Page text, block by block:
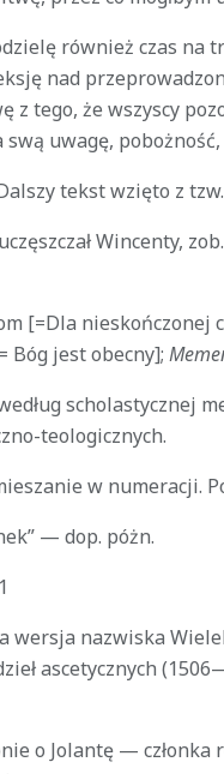
również czas na
nad
z tego, że wszyscy
uwagę,
tekst wzięto z
Wincenty,
[=Dla nieskończonej
Bóg jest obecny];
scholastycznej
teologicznych.
w numeracji.
— dop. póżn.
nazwiska
ascetycznych
o Jolantę —